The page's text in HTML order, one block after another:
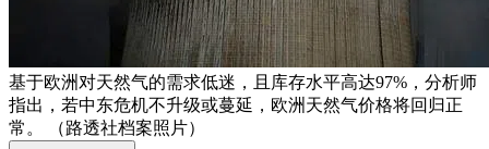
基于欧洲对天然气的需求低迷，且库存水平高达97%，分析师
指出，若中东危机不升级或蔓延，欧洲天然气价格将回归正
常。 （路透社档案照片）